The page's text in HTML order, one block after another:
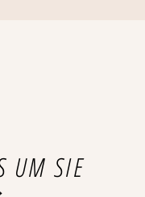
UM SIE